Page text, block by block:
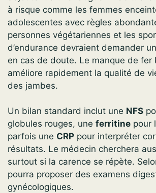
à risque comme les femmes
adolescentes avec règles
personnes végétariennes et les
d’endurance devraient demander
en cas de doute. Le manque de fer
améliore rapidement la qualité de
des jambes.
Un bilan standard inclut une NFS
globules rouges, une ferritine pour
parfois une CRP pour interpréter
résultats. Le médecin cherchera
surtout si la carence se répète.
pourra proposer des examens
gynécologiques.